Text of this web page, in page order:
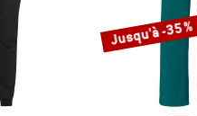
Jusqu'à -35 %